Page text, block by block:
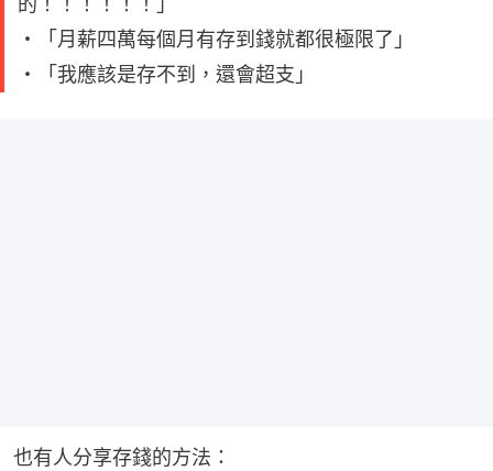
・「月薪四萬每個月有存到錢就都很極限了」
・「我應該是存不到，還會超支」
也有人分享存錢的方法：